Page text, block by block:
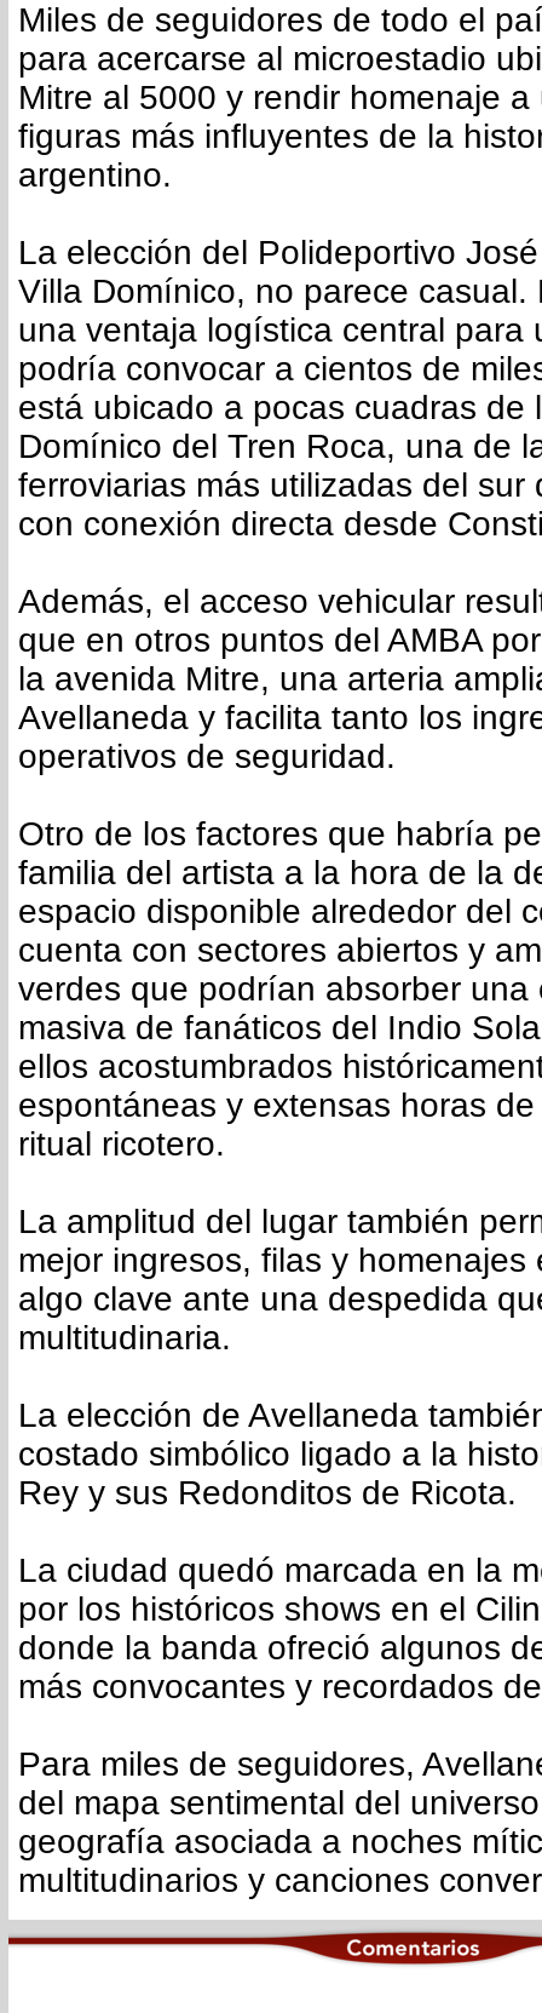
Miles de seguidores de todo el
para acercarse al microestadio
Mitre al 5000 y rendir homenaje a
figuras más influyentes de la
argentino.
La elección del Polideportivo
Villa Domínico, no parece casual.
una ventaja logística central para
podría convocar a cientos de
está ubicado a pocas cuadras de
Domínico del Tren Roca, una de
ferroviarias más utilizadas del sur
con conexión directa desde
Además, el acceso vehicular
que en otros puntos del AMBA
la avenida Mitre, una arteria
Avellaneda y facilita tanto los
operativos de seguridad.
Otro de los factores que habría
familia del artista a la hora de la
espacio disponible alrededor del
cuenta con sectores abiertos y
verdes que podrían absorber una
masiva de fanáticos del Indio
ellos acostumbrados
espontáneas y extensas horas
ritual ricotero.
La amplitud del lugar también
mejor ingresos, filas y homenajes
algo clave ante una despedida
multitudinaria.
La elección de Avellaneda
costado simbólico ligado a la
Rey y sus Redonditos de Ricota.
La ciudad quedó marcada en la
por los históricos shows en el
donde la banda ofreció algunos
más convocantes y recordados
Para miles de seguidores,
del mapa sentimental del
geografía asociada a noches
multitudinarios y canciones